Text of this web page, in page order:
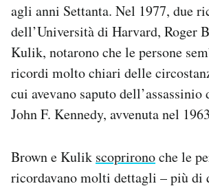
agli anni Settanta. Nel 1977, due
dell’Università di Harvard, Roger
Kulik, notarono che le persone
ricordi molto chiari delle
cui avevano saputo dell’assassinio
John F. Kennedy, avvenuta nel
Brown e Kulik scoprironoche le
ricordavano molti dettagli – più di